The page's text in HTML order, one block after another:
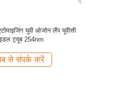
UVC जर्मीसाइडल ट्यूब 26
मीटर
से संपर्क करें